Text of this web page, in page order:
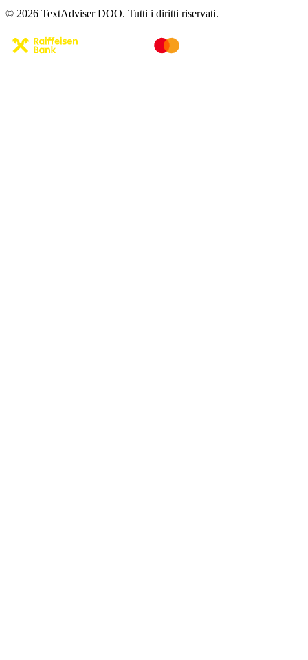
© 2026 TextAdviser DOO. Tutti i diritti riservati.